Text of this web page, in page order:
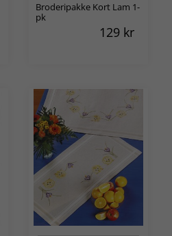
Broderipakke Kort Lam 1-
pk
129 kr